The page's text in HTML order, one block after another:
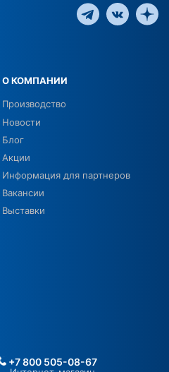
О КОМПАНИИ
Производство
Новости
Блог
Акции
Информация для партнеров
Вакансии
Выставки
+7 800 505-08-67